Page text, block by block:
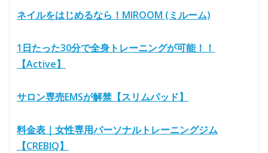
ネイルをはじめるなら！MIROOM (ミルーム)
1日たった30分で全身トレーニングが可能！！
【Active】
サロン専売EMSが解禁【スリムパッド】
料金表｜女性専用パーソナルトレーニングジム
【CREBIQ】